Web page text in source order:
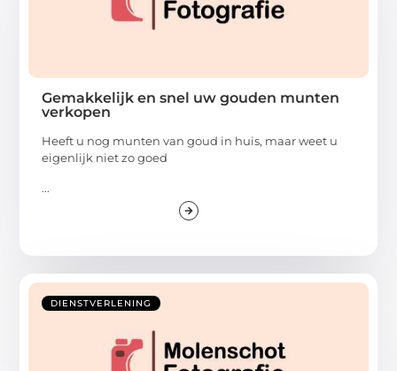
Gemakkelijk en snel uw gouden munten
verkopen
Heeft u nog munten van goud in huis, maar weet u
eigenlijk niet zo goed
...
DIENSTVERLENING